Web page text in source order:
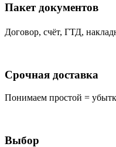
Пакет документов
Договор, счёт, ГТД,
Срочная доставка
Понимаем простой =
Выбор